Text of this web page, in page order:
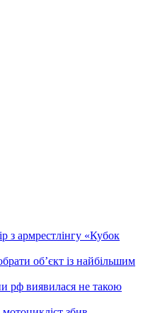
з армрестлінгу «Кубок
об’єкт із найбільшим
рф виявилася не такою